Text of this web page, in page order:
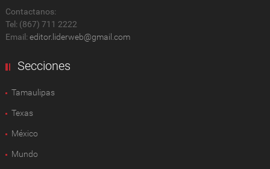
Contactanos:
Tel: (867) 711 2222
Email: editor.liderweb@gmail.com
Secciones
Tamaulipas
Texas
México
Mundo